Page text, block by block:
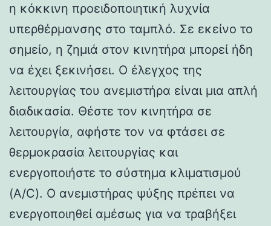
η κόκκινη προειδοποιητική λυχνία
υπερθέρμανσης στο ταμπλό. Σε εκείνο το
σημείο, η ζημιά στον κινητήρα μπορεί ήδη
να έχει ξεκινήσει. Ο έλεγχος της
λειτουργίας του ανεμιστήρα είναι μια απλή
διαδικασία. Θέστε τον κινητήρα σε
λειτουργία, αφήστε τον να φτάσει σε
θερμοκρασία λειτουργίας και
ενεργοποιήστε το σύστημα κλιματισμού
(A/C). Ο ανεμιστήρας ψύξης πρέπει να
ενεργοποιηθεί αμέσως για να τραβήξει